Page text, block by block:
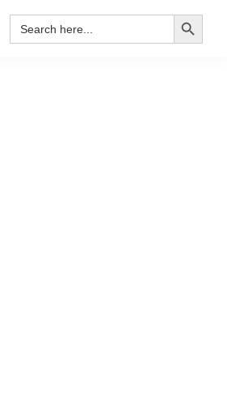
Search
for:
Search Button